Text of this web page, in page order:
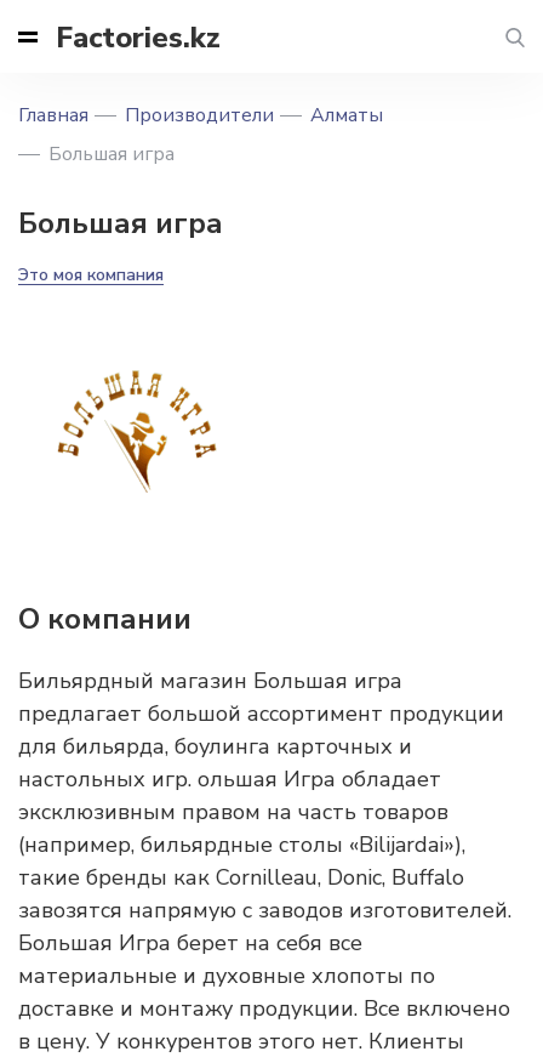
Factories.kz
Главная Производители
Алматы
Большая игра
Большая игра
Это моя компания
О компании
Бильярдный магазин Большая игра
предлагает большой ассортимент продукции
для бильярда, боулинга карточных и
настольных игр. ольшая Игра обладает
эксклюзивным правом на часть товаров
(например, бильярдные столы «Bilijardai»),
такие бренды как Cornilleau, Donic, Buffalo
завозятся напрямую с заводов изготовителей.
Большая Игра берет на себя все
материальные и духовные хлопоты по
доставке и монтажу продукции. Все включено
в цену. У конкурентов этого нет. Клиенты